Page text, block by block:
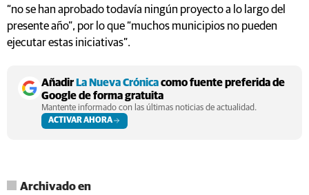
“no se han aprobado todavía ningún proyecto a lo largo del
presente año”, por lo que “muchos municipios no pueden
ejecutar estas iniciativas”.
AñadirLa Nueva Crónicacomo fuente preferida de
Google de forma gratuita
Mantente informado con las últimas noticias de actualidad.
ACTIVAR AHORA
Archivado en